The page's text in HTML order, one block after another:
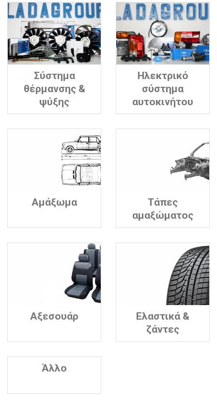
Σύστημα
θέρμανσης &
ψύξης
Ηλεκτρικό
σύστημα
αυτοκινήτου
Αμάξωμα
Τάπες
αμαξώματος
Αξεσουάρ
Ελαστικά &
ζάντες
Άλλο